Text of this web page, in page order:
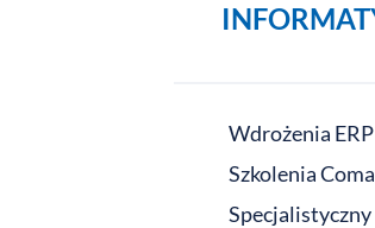
Wdrożenia ERP
Szkolenia